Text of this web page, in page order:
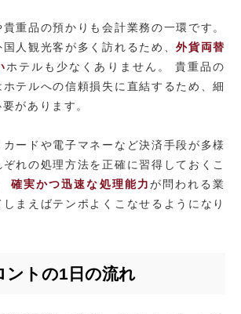
重品の預かりも会計業務の一環です。
国人観光客が多く訪れるため、外貨両替
ホテルも少なくありません。 貴重品の
テルへの信頼損失に直結するため、細
があります。
ードや電子マネーなど決済手段が多様
れの処理方法を正確に習得しておくこ
確実かつ迅速な処理能力が問われる業
まえばテンポよくこなせるようになり
ントの1日の流れ